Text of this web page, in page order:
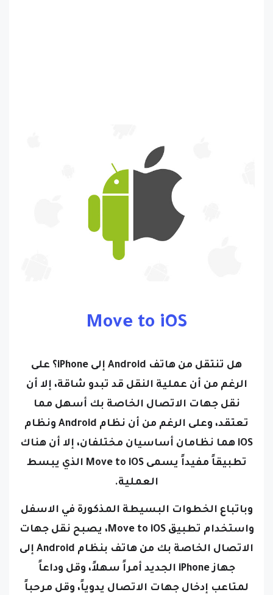
Move to iOS
هل تنتقل من هاتف Android إلى iPhone؟ على
الرغم من أن عملية النقل قد تبدو شاقة، إلا أن
نقل جهات الاتصال الخاصة بك أسهل مما
تعتقد، وعلى الرغم من أن نظام Android ونظام
iOS هما نظامان أساسيان مختلفان، إلا أن هناك
تطبيقاً مفيداً يسمى Move to iOS الذي يبسط
العملية.
وباتباع الخطوات البسيطة المذكورة في الاسفل
واستخدام تطبيق Move to iOS، يصبح نقل جهات
الاتصال الخاصة بك من هاتف بنظام Android إلى
جهاز iPhone الجديد أمراً سهلاً، وقل وداعاً
لمتاعب إدخال جهات الاتصال يدوياً، وقل مرحباً